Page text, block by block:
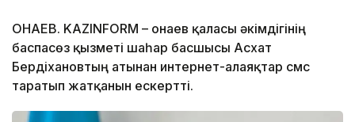
ҚОНАЕВ. KAZINFORM – Қонаев қаласы әкімдігінің
баспасөз қызметі шаһар басшысы Асхат
Бердіхановтың атынан интернет-алаяқтар смс
таратып жатқанын ескертті.